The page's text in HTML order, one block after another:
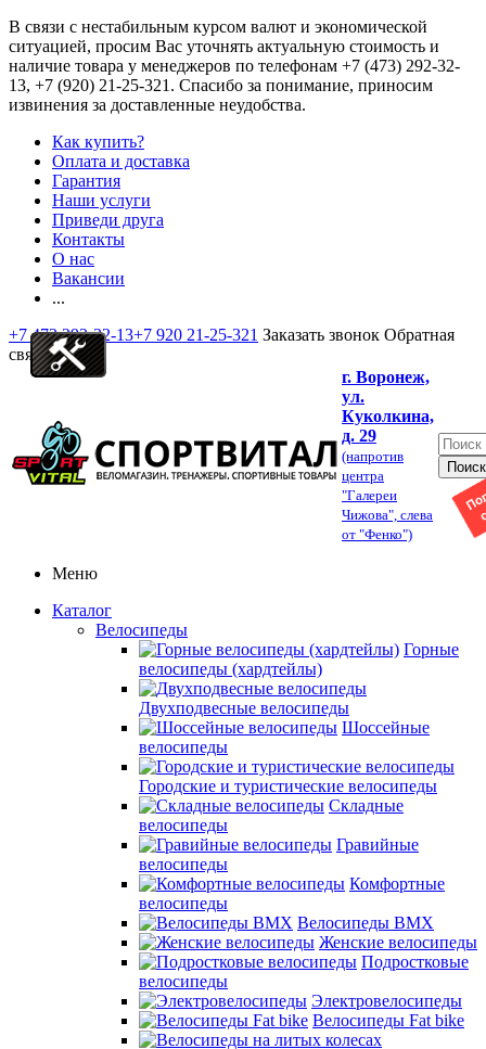
В связи с нестабильным курсом валют и экономической
ситуацией, просим Вас уточнять актуальную стоимость и
наличие товара у менеджеров по телефонам +7 (473) 292-32-
13, +7 (920) 21-25-321 . Спасибо за понимание, приносим
извинения за доставленные неудобства.
Как купить?
Оплата и доставка
Гарантия
Наши услуги
Приведи друга
Контакты
О нас
Вакансии
...
+7 473 292-32-13+7 920 21-25-321 Заказать звонок Обратная
связь
г. Воронеж,
ул.
Куколкина,
д. 29
(напротив
центра
"Галереи
Чижова", слева
от "Фенко")
Меню
Каталог
Велосипеды
Горные
велосипеды (хардтейлы)
Двухподвесные велосипеды
Шоссейные
велосипеды
Городские и туристические велосипеды
Складные
велосипеды
Гравийные
велосипеды
Комфортные
велосипеды
Велосипеды BMX
Женские велосипеды
Подростковые
велосипеды
Электровелосипеды
Велосипеды Fat bike